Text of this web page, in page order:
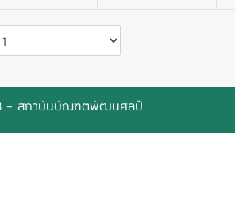
- สถาบันบัณฑิตพัฒนศิลป์.